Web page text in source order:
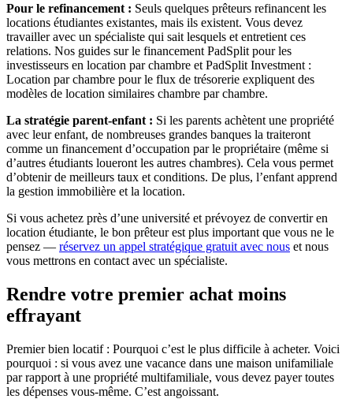
Pour le refinancement : Seuls quelques prêteurs refinancent les
locations étudiantes existantes, mais ils existent. Vous devez
travailler avec un spécialiste qui sait lesquels et entretient ces
relations. Nos guides sur le financement PadSplit pour les
investisseurs en location par chambre et PadSplit Investment :
Location par chambre pour le flux de trésorerie expliquent des
modèles de location similaires chambre par chambre.
La stratégie parent-enfant : Si les parents achètent une propriété
avec leur enfant, de nombreuses grandes banques la traiteront
comme un financement d’occupation par le propriétaire (même si
d’autres étudiants loueront les autres chambres). Cela vous permet
d’obtenir de meilleurs taux et conditions. De plus, l’enfant apprend
la gestion immobilière et la location.
Si vous achetez près d’une université et prévoyez de convertir en
location étudiante, le bon prêteur est plus important que vous ne le
pensez — réservez un appel stratégique gratuit avec nous et nous
vous mettrons en contact avec un spécialiste.
Rendre votre premier achat moins
effrayant
Premier bien locatif : Pourquoi c’est le plus difficile à acheter. Voici
pourquoi : si vous avez une vacance dans une maison unifamiliale
par rapport à une propriété multifamiliale, vous devez payer toutes
les dépenses vous-même. C’est angoissant.